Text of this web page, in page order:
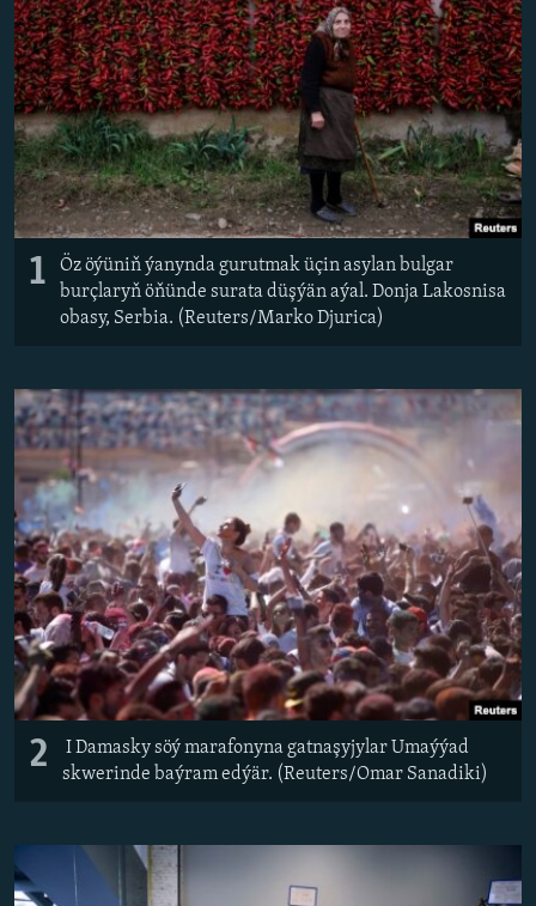
1
Öz öýüniň ýanynda gurutmak üçin asylan bulgar
burçlaryň öňünde surata düşýän aýal. Donja Lakosnisa
obasy, Serbia. (Reuters/Marko Djurica)
2
I Damasky söý marafonyna gatnaşyjylar Umaýýad
skwerinde baýram edýär. (Reuters/Omar Sanadiki)